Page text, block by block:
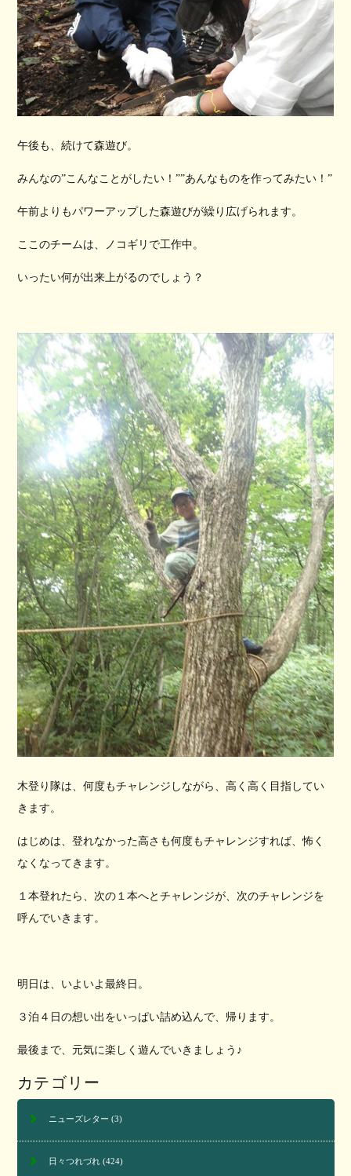
午後も、続けて森遊び。
みんなの”こんなことがしたい！””あんなものを作ってみたい！”
午前よりもパワーアップした森遊びが繰り広げられます。
ここのチームは、ノコギリで工作中。
いったい何が出来上がるのでしょう？
木登り隊は、何度もチャレンジしながら、高く高く目指してい
きます。
はじめは、登れなかった高さも何度もチャレンジすれば、怖く
なくなってきます。
１本登れたら、次の１本へとチャレンジが、次のチャレンジを
呼んでいきます。
明日は、いよいよ最終日。
３泊４日の想い出をいっぱい詰め込んで、帰ります。
最後まで、元気に楽しく遊んでいきましょう♪
カテゴリー
ニューズレター (3)
日々つれづれ(424)